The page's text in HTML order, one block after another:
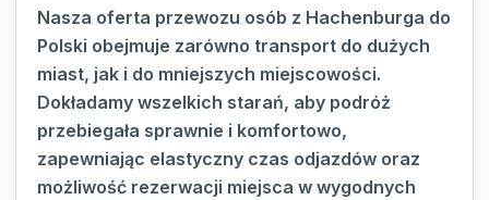
Nasza oferta przewozu osób z Hachenburga do
Polski obejmuje zarówno transport do dużych
miast, jak i do mniejszych miejscowości.
Dokładamy wszelkich starań, aby podróż
przebiegała sprawnie i komfortowo,
zapewniając elastyczny czas odjazdów oraz
możliwość rezerwacji miejsca w wygodnych